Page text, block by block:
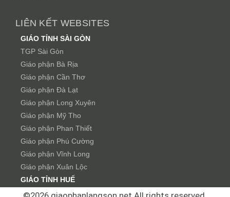
LIÊN KẾT WEBSITES
GIÁO TỈNH SÀI GÒN
TGP Sài Gòn
Giáo phận Bà Rịa
Giáo phận Cần Thơ
Giáo phận Đà Lạt
Giáo phận Long Xuyên
Giáo phận Mỹ Tho
Giáo phận Phan Thiết
Giáo phận Phú Cường
Giáo phận Vĩnh Long
Giáo phận Xuân Lộc
GIÁO TỈNH HUẾ
TGP Huế